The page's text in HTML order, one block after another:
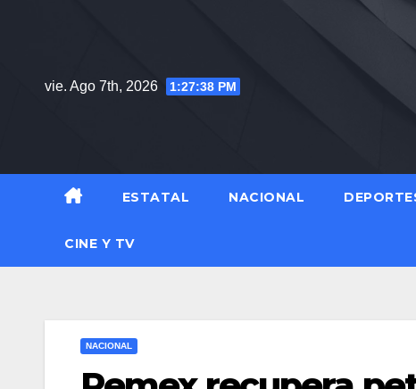
vie. Ago 7th, 2026
1:27:39 PM
ESTATAL NACIONAL
CINE Y TV
NACIONAL